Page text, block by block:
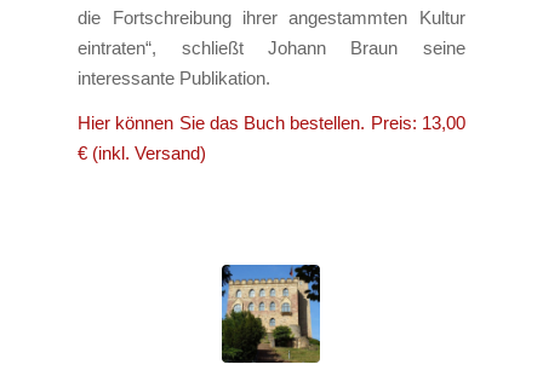
die Fortschreibung ihrer angestammten Kultur
eintraten“, schließt Johann Braun seine
interessante Publikation.
Hier können Sie das Buch bestellen. Preis: 13,00
€ (inkl. Versand)